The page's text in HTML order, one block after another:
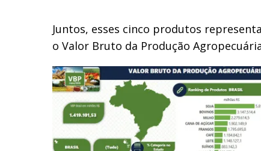
Juntos, esses cinco produtos
o Valor Bruto da Produção